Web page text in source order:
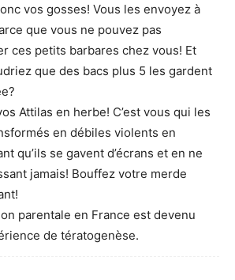
vos gosses! Vous les envoyez à
que vous ne pouvez pas
ces petits barbares chez vous! Et
que des bacs plus 5 les gardent
Attilas en herbe! C’est vous qui les
en débiles violents en
qu’ils se gavent d’écrans et en ne
jamais! Bouffez votre merde
parentale en France est devenu
de tératogenèse.